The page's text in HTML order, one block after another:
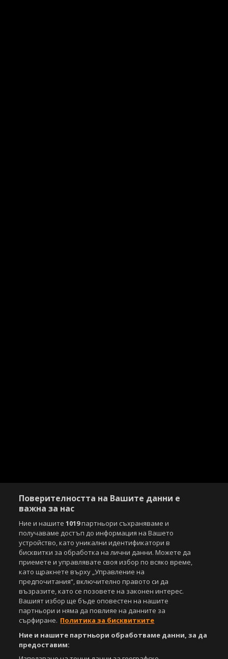
Поверителността на Вашите данни е
важна за нас
Ние и нашите1019партньори съхраняваме и
получаваме достъп до информация на Вашето
устройство, като уникални идентификатори в
бисквитки за обработка на лични данни. Можете да
приемете и управлявате своя избор по всяко време,
като щракнете върху „Управление на
предпочитания“, включително правото си да
възразите, като се позовете на законен интерес.
Вашият избор ще бъде оповестен на нашите
партньори и няма да повлияе на данните за
сърфиране. Политика за бисквитките
Ние и нашите партньори обработваме данни, за да
предоставим: